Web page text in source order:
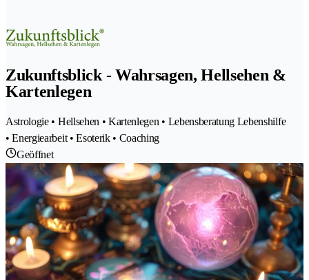
Zukunftsblick - Wahrsagen, Hellsehen &
Kartenlegen
Astrologie • Hellsehen • Kartenlegen • Lebensberatung Lebenshilfe
• Energiearbeit • Esoterik • Coaching
Geöffnet